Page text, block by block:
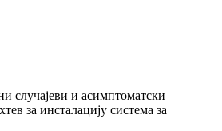
случајеви и асимптоматски
за инсталацију система за